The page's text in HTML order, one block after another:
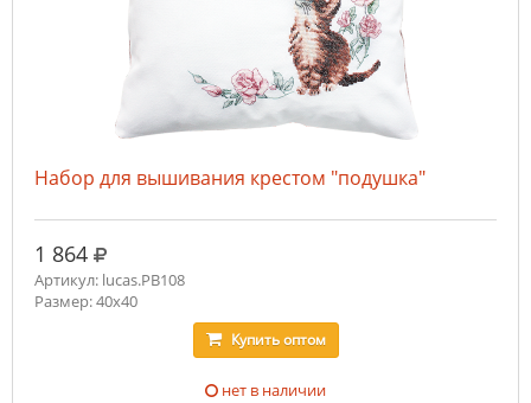
Набор для вышивания крестом "подушка"
1 864 руб.
Артикул: lucas.PB108
Размер: 40x40
Купитьоптом
нет в наличии